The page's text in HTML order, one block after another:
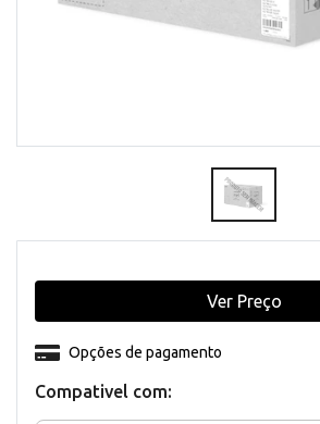
Compativel com:
Opções de pagamento
Ver Preço